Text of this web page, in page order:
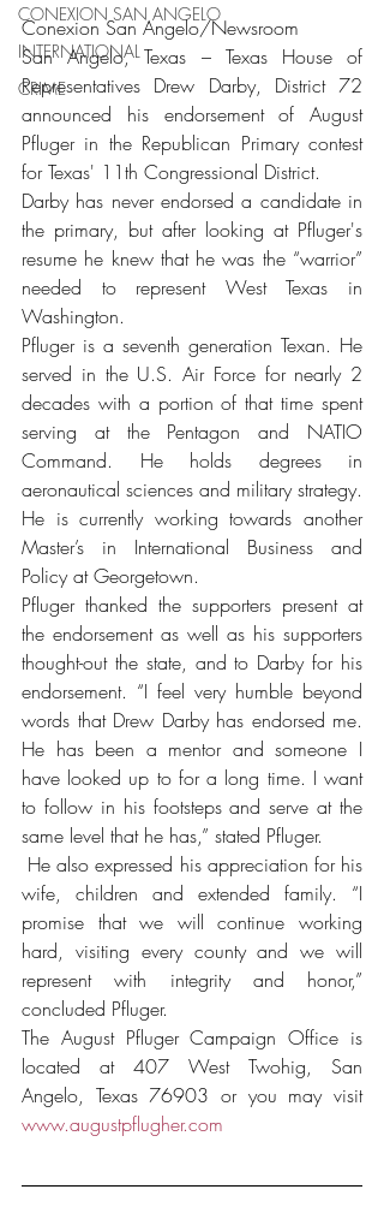
CONEXION SAN ANGELO
INTERNATIONAL
CRIME
Conexion San Angelo/Newsroom
San Angelo, Texas – Texas House of
Representatives Drew Darby, District 72
announced his endorsement of August
Pfluger in the Republican Primary contest
for Texas' 11th Congressional District.
Darby has never endorsed a candidate in
the primary, but after looking at Pfluger's
resume he knew that he was the “warrior”
needed to represent West Texas in
Washington.
Pfluger is a seventh generation Texan. He
served in the U.S. Air Force for nearly 2
decades with a portion of that time spent
serving at the Pentagon and NATIO
Command. He holds degrees in
aeronautical sciences and military strategy.
He is currently working towards another
Master’s in International Business and
Policy at Georgetown.
Pfluger thanked the supporters present at
the endorsement as well as his supporters
thought-out the state, and to Darby for his
endorsement. “I feel very humble beyond
words that Drew Darby has endorsed me.
He has been a mentor and someone I
have looked up to for a long time. I want
to follow in his footsteps and serve at the
same level that he has,” stated Pfluger.
wife, children and extended family. “I
promise that we will continue working
hard, visiting every county and we will
represent with integrity and honor,”
concluded Pfluger.
The August Pfluger Campaign Office is
located at 407 West Twohig, San
Angelo, Texas 76903 or you may visit
www.augustpflugher.com